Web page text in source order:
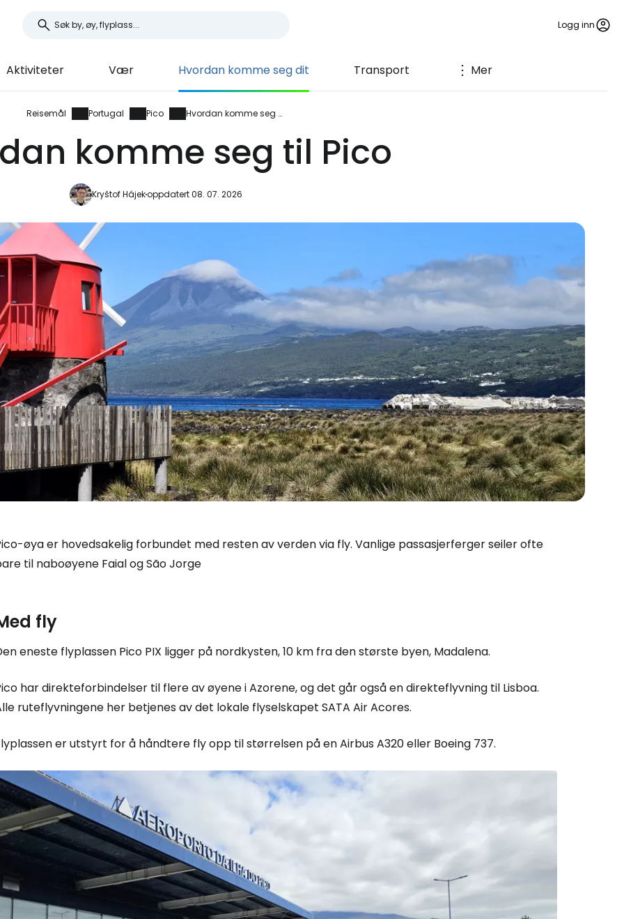
Logg inn
Aktiviteter Vær Hvordan komme seg dit Transport Mer
Reisemål Portugal Pico Hvordan komme seg dit
komme seg til Pico
Kryštof Hájekoppdatert 08. 07. 2026
øya er hovedsakelig forbundet med resten av verden via fly. Vanlige passasjerferger seiler ofte
til naboøyene Faial og São Jorge
fly
eneste flyplassen Pico PIX ligger på nordkysten, 10 km fra den største byen, Madalena.
har direkteforbindelser til flere av øyene i Azorene, og det går også en direkteflyvning til Lisboa.
ruteflyvningene her betjenes av det lokale flyselskapet SATA Air Acores.
er utstyrt for å håndtere fly opp til størrelsen på en Airbus A320 eller Boeing 737.